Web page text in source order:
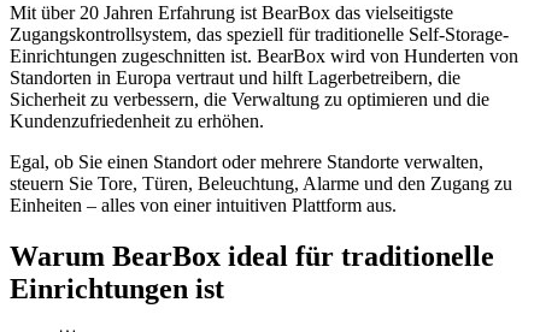
Mit über 20 Jahren Erfahrung ist BearBox das vielseitigste
Zugangskontrollsystem, das speziell für traditionelle Self-Storage-
Einrichtungen zugeschnitten ist. BearBox wird von Hunderten von
Standorten in Europa vertraut und hilft Lagerbetreibern, die
Sicherheit zu verbessern, die Verwaltung zu optimieren und die
Kundenzufriedenheit zu erhöhen.
Egal, ob Sie einen Standort oder mehrere Standorte verwalten,
steuern Sie Tore, Türen, Beleuchtung, Alarme und den Zugang zu
Einheiten – alles von einer intuitiven Plattform aus.
Warum BearBox ideal für traditionelle
Einrichtungen ist